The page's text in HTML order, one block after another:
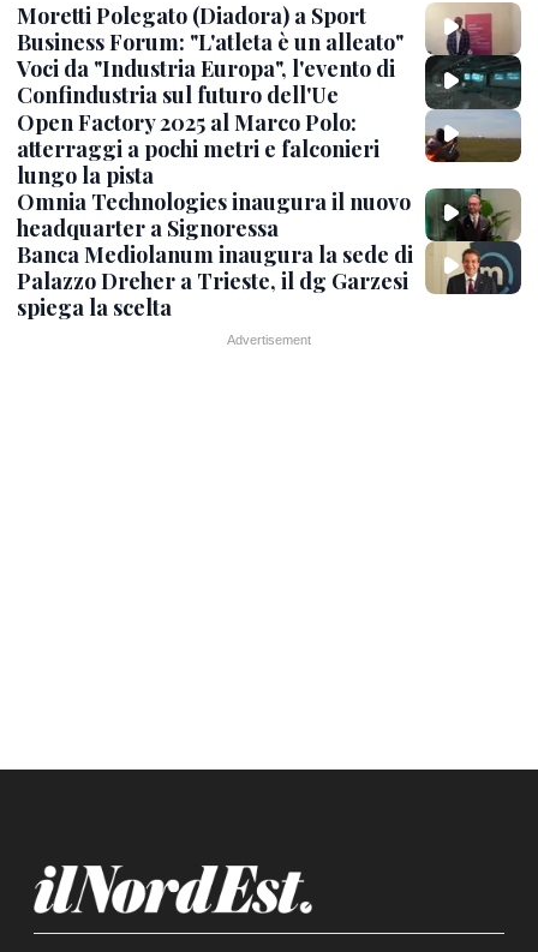
Moretti Polegato (Diadora) a Sport
Business Forum: "L'atleta è un alleato"
Voci da "Industria Europa", l'evento di
Confindustria sul futuro dell'Ue
Open Factory 2025 al Marco Polo:
atterraggi a pochi metri e falconieri
lungo la pista
Omnia Technologies inaugura il nuovo
headquarter a Signoressa
Banca Mediolanum inaugura la sede di
Palazzo Dreher a Trieste, il dg Garzesi
spiega la scelta